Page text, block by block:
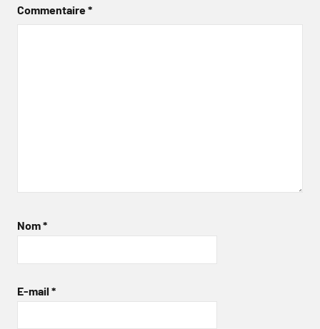
Commentaire*
Nom*
E-mail *